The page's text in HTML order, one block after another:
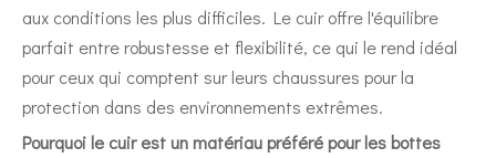
aux conditions les plus difficiles. Le cuir offre l'équilibre
parfait entre robustesse et flexibilité, ce qui le rend idéal
pour ceux qui comptent sur leurs chaussures pour la
protection dans des environnements extrêmes.
Pourquoi le cuir est un matériau préféré pour les bottes